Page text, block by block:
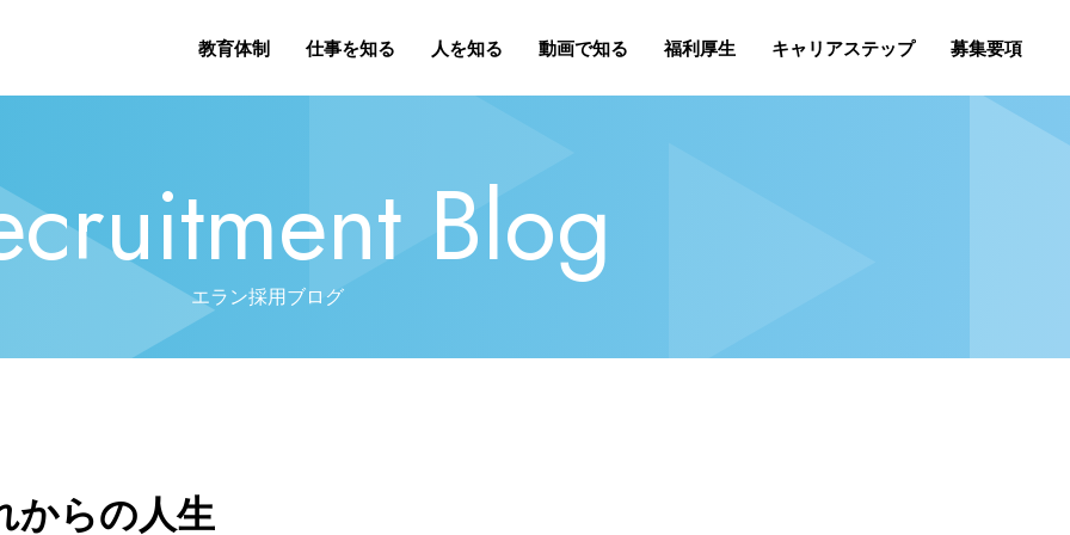
教育体制 仕事を知る 人を知る 動画で知る 福利厚生 キャリアステップ 募集要項
Blog
エラン採用ブログ
らの人生